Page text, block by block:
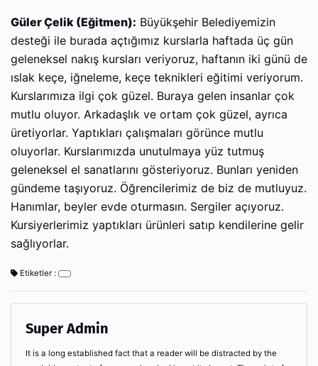
Güler Çelik (Eğitmen): Büyükşehir Belediyemizin
desteği ile burada açtığımız kurslarla haftada üç gün
geleneksel nakış kursları veriyoruz, haftanın iki günü de
ıslak keçe, iğneleme, keçe teknikleri eğitimi veriyorum.
Kurslarımıza ilgi çok güzel. Buraya gelen insanlar çok
mutlu oluyor. Arkadaşlık ve ortam çok güzel, ayrıca
üretiyorlar. Yaptıkları çalışmaları görünce mutlu
oluyorlar. Kurslarımızda unutulmaya yüz tutmuş
geleneksel el sanatlarını gösteriyoruz. Bunları yeniden
gündeme taşıyoruz. Öğrencilerimiz de biz de mutluyuz.
Hanımlar, beyler evde oturmasın. Sergiler açıyoruz.
Kursiyerlerimiz yaptıkları ürünleri satıp kendilerine gelir
sağlıyorlar.
Etiketler :
Super Admin
It is a long established fact that a reader will be distracted by the